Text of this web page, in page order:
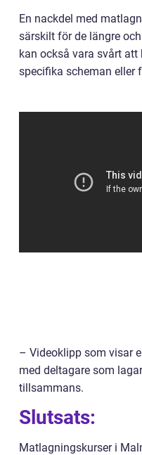
En nackdel med
särskilt för de längre
kan också vara svårt
specifika scheman eller
– Videoklipp som visar
med deltagare som
tillsammans.
Slutsats:
Matlagningskurser i